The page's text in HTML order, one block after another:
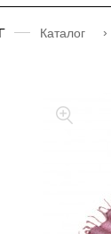
Каталог